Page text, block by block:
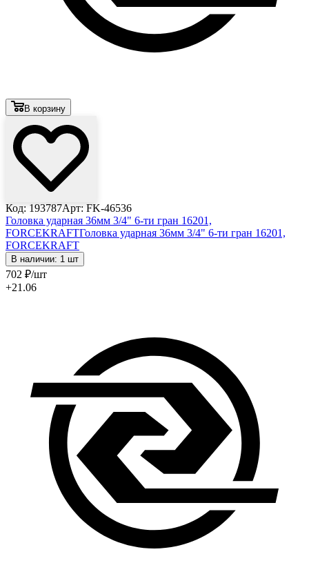
В корзину
Код: 193787Арт: FK-46536
Головка ударная 36мм 3/4" 6-ти гран 16201,
FORCEKRAFTГоловка ударная 36мм 3/4" 6-ти гран 16201,
FORCEKRAFT
В наличии: 1 шт
702 ₽/шт
+21.06